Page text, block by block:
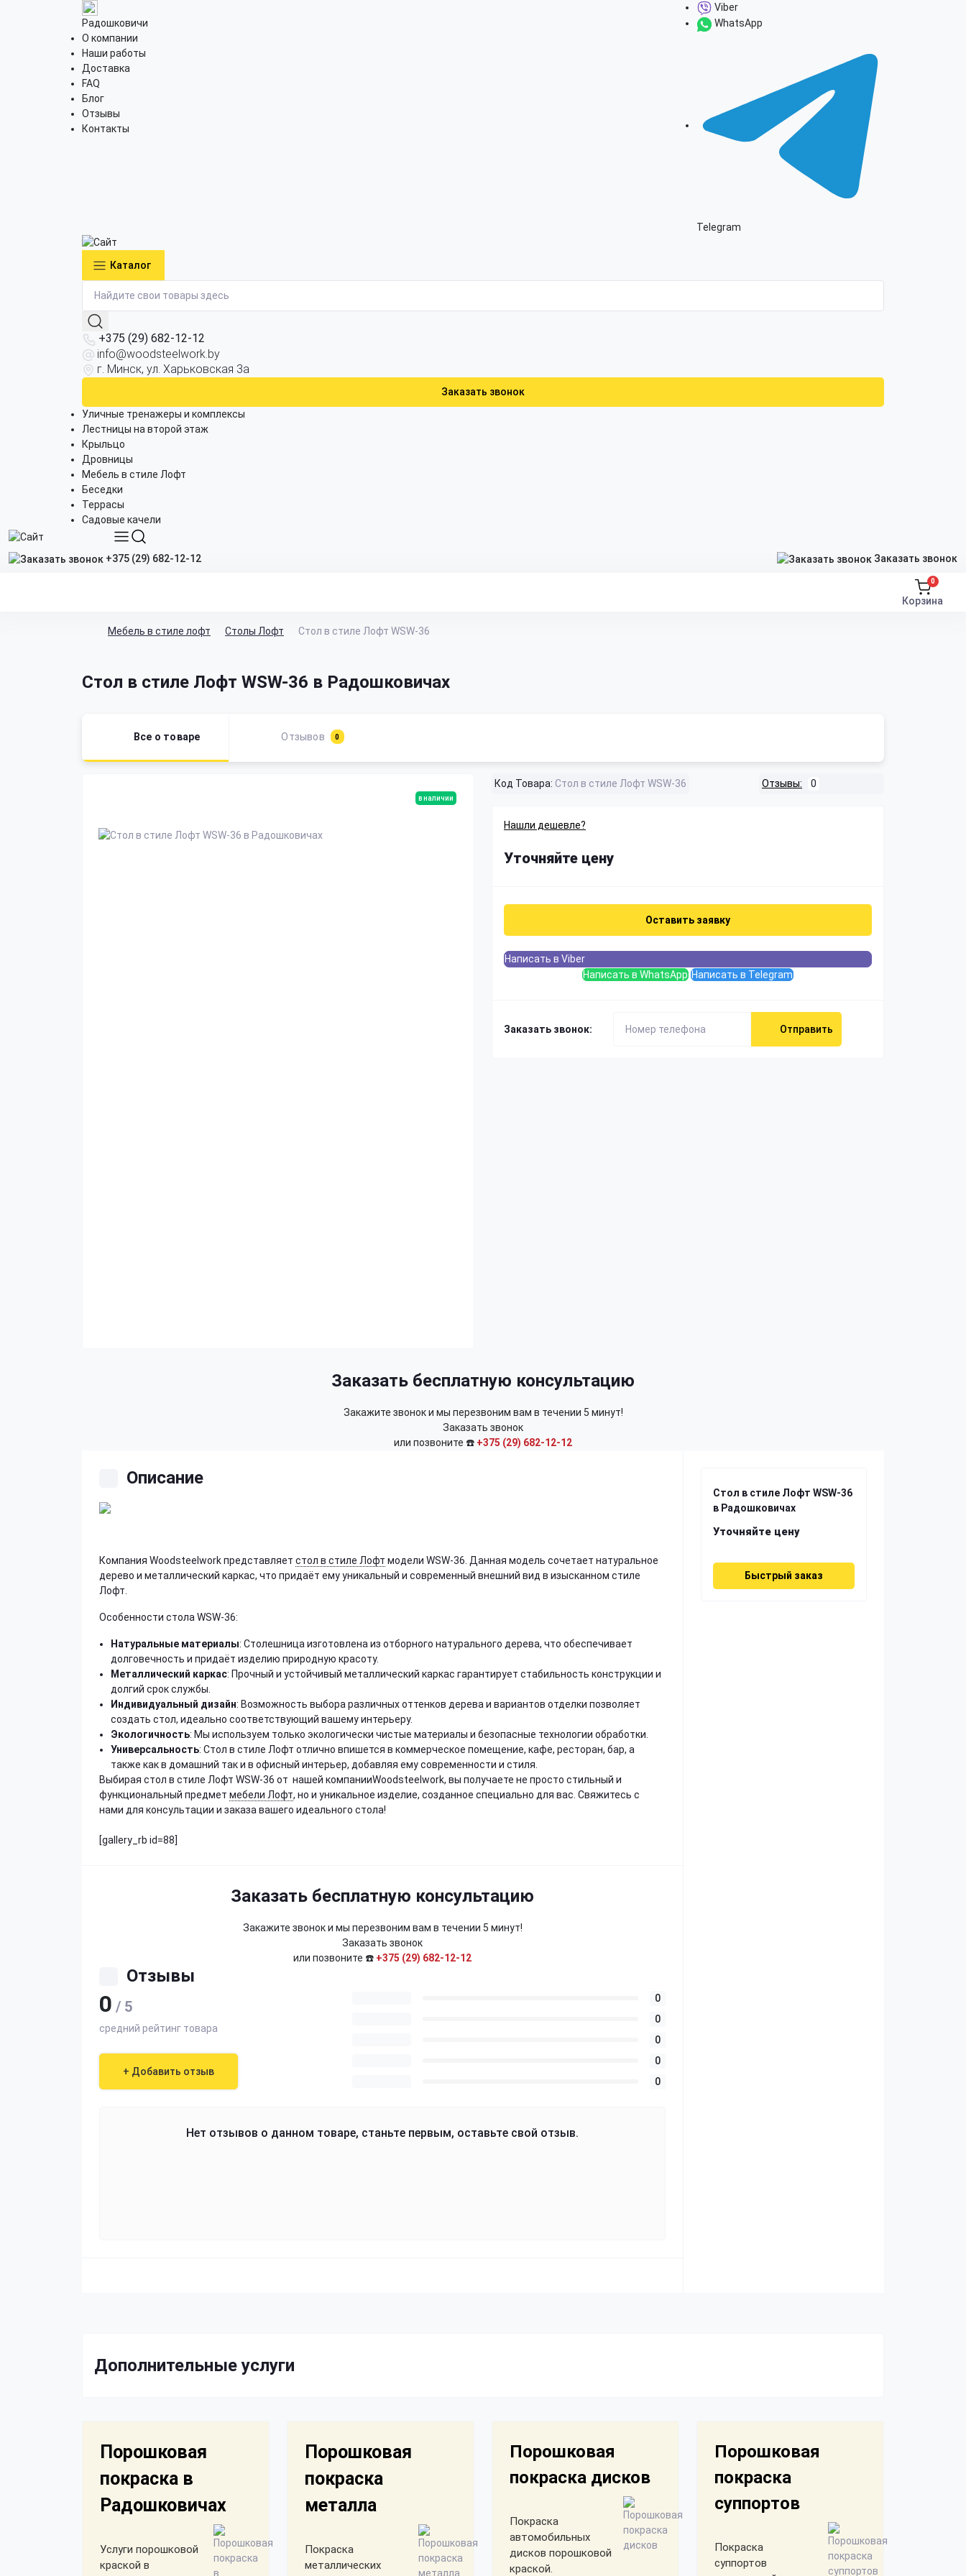
Радошковичи
О компании
Наши работы
Доставка
FAQ
Блог
Отзывы
Контакты
Viber
WhatsApp
Telegram
Каталог
+375 (29) 682-12-12
info@woodsteelwork.by
г. Минск, ул. Харьковская 3а
Заказать звонок
Уличные тренажеры и комплексы
Лестницы на второй этаж
Крыльцо
Дровницы
Мебель в стиле Лофт
Беседки
Террасы
Садовые качели
+375 (29) 682-12-12 Заказать звонок
Корзина
0
Мебель в стиле лофт Столы Лофт Стол в стиле Лофт WSW-36
Стол в стиле Лофт WSW-36 в Радошковичах
Все о товаре Отзывов 0
в наличии
Код Товара: Стол в стиле Лофт WSW-36 Отзывы: 0
Нашли дешевле?
Уточняйте цену
Оставить заявку
Написать в Viber
Написать в WhatsApp Написать в Telegram
Заказать звонок: Отправить
Заказать бесплатную консультацию
Закажите звонок и мы перезвоним вам в течении 5 минут!
Заказать звонок
или позвоните ☎️ +375 (29) 682-12-12
Описание
Компания Woodsteelwork представляет стол в стиле Лофт модели WSW-36. Данная модель сочетает натуральное
дерево и металлический каркас, что придаёт ему уникальный и современный внешний вид в изысканном стиле
Лофт.
Особенности стола WSW-36:
Натуральные материалы: Столешница изготовлена из отборного натурального дерева, что обеспечивает
долговечность и придаёт изделию природную красоту.
Металлический каркас: Прочный и устойчивый металлический каркас гарантирует стабильность конструкции и
долгий срок службы.
Индивидуальный дизайн: Возможность выбора различных оттенков дерева и вариантов отделки позволяет
создать стол, идеально соответствующий вашему интерьеру.
Экологичность: Мы используем только экологически чистые материалы и безопасные технологии обработки.
Универсальность: Стол в стиле Лофт отлично впишется в коммерческое помещение, кафе, ресторан, бар, а
также как в домашний так и в офисный интерьер, добавляя ему современности и стиля.
Выбирая стол в стиле Лофт WSW-36 от нашей компанииWoodsteelwork, вы получаете не просто стильный и
функциональный предмет мебели Лофт, но и уникальное изделие, созданное специально для вас. Свяжитесь с
нами для консультации и заказа вашего идеального стола!
[gallery_rb id=88]
Заказать бесплатную консультацию
Закажите звонок и мы перезвоним вам в течении 5 минут!
Заказать звонок
или позвоните ☎️ +375 (29) 682-12-12
Отзывы
0 / 5
средний рейтинг товара
+ Добавить отзыв
0
0
0
0
0
Нет отзывов о данном товаре, станьте первым, оставьте свой отзыв.
Стол в стиле Лофт WSW-36
в Радошковичах
Уточняйте цену
Быстрый заказ
Дополнительные услуги
Порошковая
покраска в
Радошковичах
Услуги порошковой
краской в
Порошковая
покраска
металла
Покраска
металлических
Порошковая
покраска дисков
Покраска
автомобильных
дисков порошковой
краской.
Порошковая
покраска
суппортов
Покраска
суппортов